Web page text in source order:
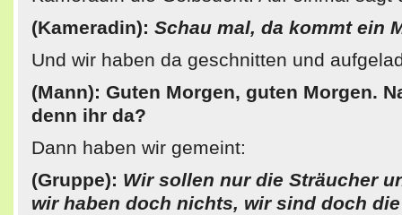
(Kameradin): Schau mal, da kommt ein
Und wir haben da geschnitten und
(Mann): Guten Morgen, guten Morgen.
denn ihr da?
Dann haben wir gemeint:
(Gruppe): Wir sollen nur die Sträucher
wir haben doch nichts, wir sind doch